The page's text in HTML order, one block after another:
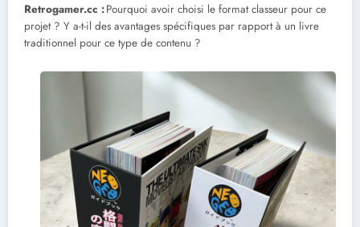
Retrogamer.cc :Pourquoi avoir choisi le format classeur pour ce
projet ? Y a-t-il des avantages spécifiques par rapport à un livre
traditionnel pour ce type de contenu ?